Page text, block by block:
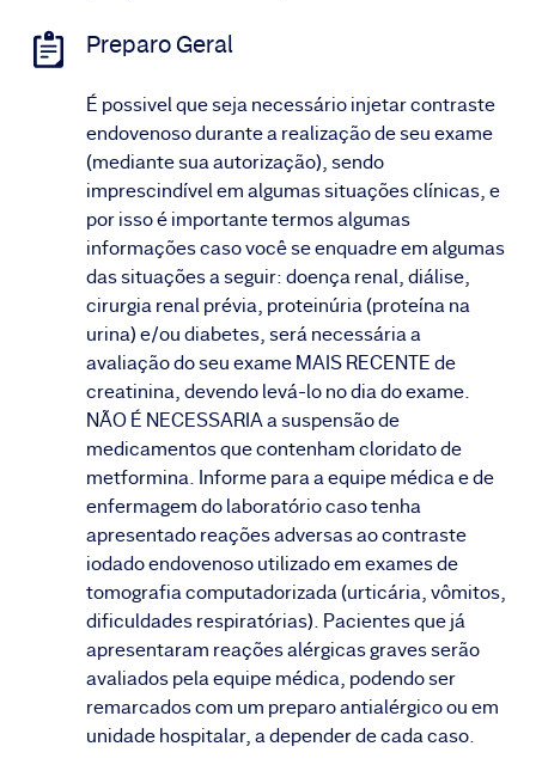
Preparo Geral
É possivel que seja necessário injetar contraste
endovenoso durante a realização de seu exame
(mediante sua autorização), sendo
imprescindível em algumas situações clínicas, e
por isso é importante termos algumas
informações caso você se enquadre em algumas
das situações a seguir: doença renal, diálise,
cirurgia renal prévia, proteinúria (proteína na
urina) e/ou diabetes, será necessária a
avaliação do seu exame MAIS RECENTE de
creatinina, devendo levá-lo no dia do exame.
NÃO É NECESSARIA a suspensão de
medicamentos que contenham cloridato de
metformina. Informe para a equipe médica e de
enfermagem do laboratório caso tenha
apresentado reações adversas ao contraste
iodado endovenoso utilizado em exames de
tomografia computadorizada (urticária, vômitos,
dificuldades respiratórias). Pacientes que já
apresentaram reações alérgicas graves serão
avaliados pela equipe médica, podendo ser
remarcados com um preparo antialérgico ou em
unidade hospitalar, a depender de cada caso.